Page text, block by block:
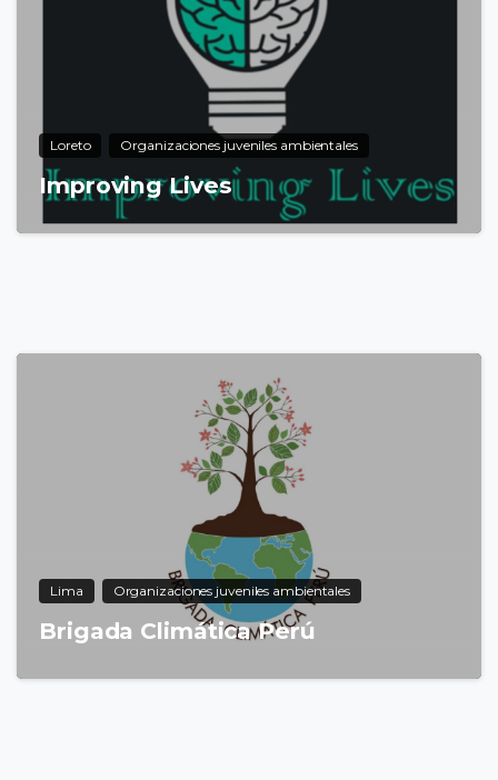
Loreto Organizaciones juveniles ambientales
Improving Lives
Lima Organizaciones juveniles ambientales
Brigada Climática Perú